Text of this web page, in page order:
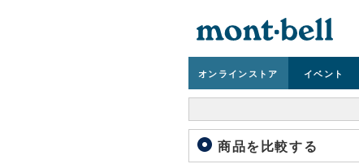
オンラインストア イベント
商品を比較する